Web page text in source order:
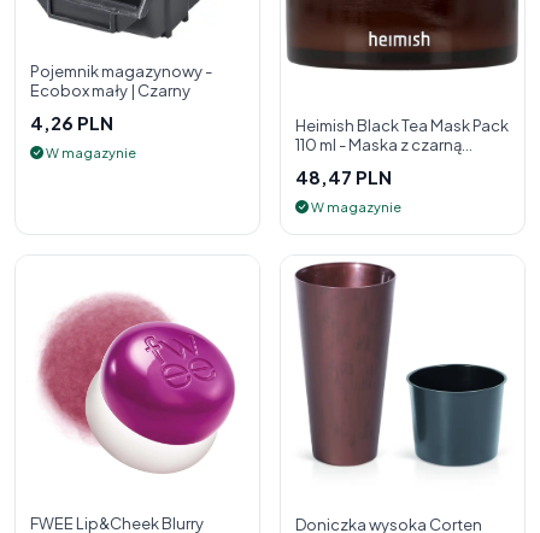
Pojemnik magazynowy -
Ecobox mały | Czarny
4,26 PLN
W magazynie
Heimish Black Tea Mask Pack
110 ml - Maska z czarną
48,47 PLN
W magazynie
FWEE Lip&Cheek Blurry
Doniczka wysoka Corten